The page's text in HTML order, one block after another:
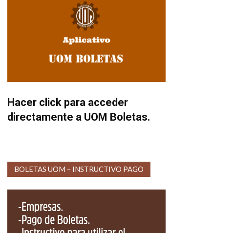
Hacer click para acceder
directamente a UOM Boletas.
BOLETAS UOM – INSTRUCTIVO PAGO